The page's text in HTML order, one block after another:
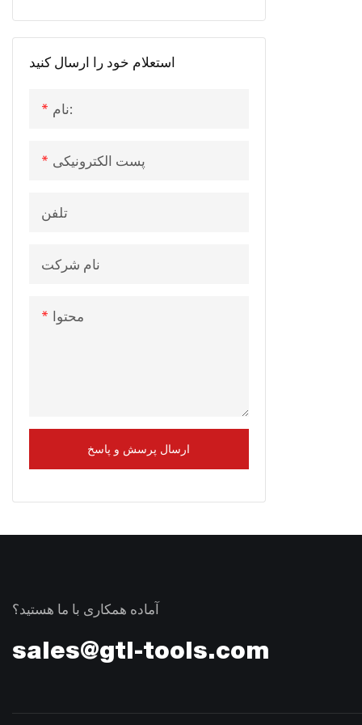
استعلام خود را ارسال کنید
نام:
پست الکترونیکی
تلفن
نام شرکت
محتوا
ارسال پرسش و پاسخ
آماده همکاری با ما هستید؟
sales@gtl-tools.com